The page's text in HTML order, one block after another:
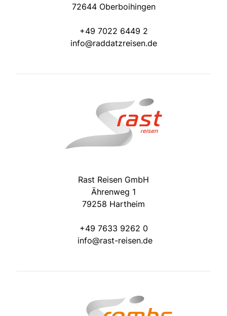
72644 Oberboihingen
+49 7022 6449 2
info@raddatzreisen.de
Rast Reisen GmbH
Ährenweg 1
79258 Hartheim
+49 7633 9262 0
info@rast-reisen.de